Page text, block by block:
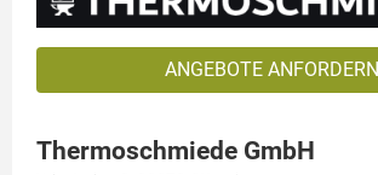
ANGEBOTE ANFORDERN
Thermoschmiede GmbH